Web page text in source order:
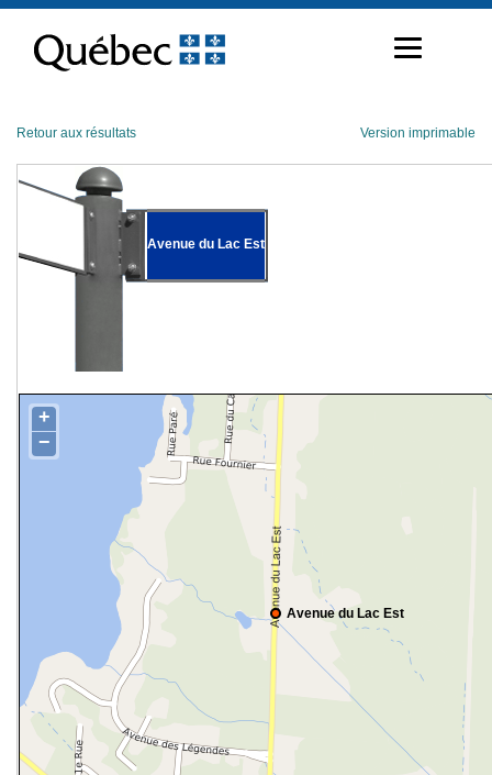
contenu
Retour aux résultats Version imprimable
Avenue du Lac Est
Avenue du Lac Est
+
−